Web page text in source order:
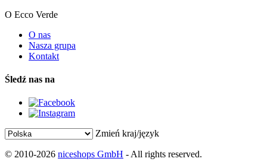
O Ecco Verde
O nas
Nasza grupa
Kontakt
Śledź nas na
Zmień kraj/język
© 2010-2026 niceshops GmbH - All rights reserved.